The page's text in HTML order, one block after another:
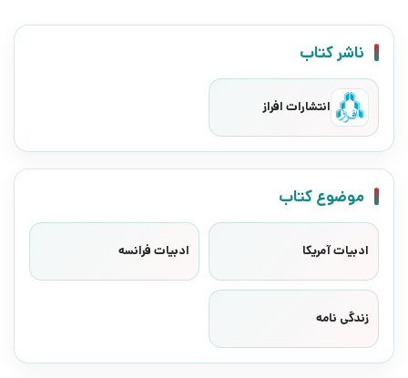
ناشر کتاب
انتشارات افراز
موضوع کتاب
ادبیات آمریکا ادبیات فرانسه
زندگی نامه